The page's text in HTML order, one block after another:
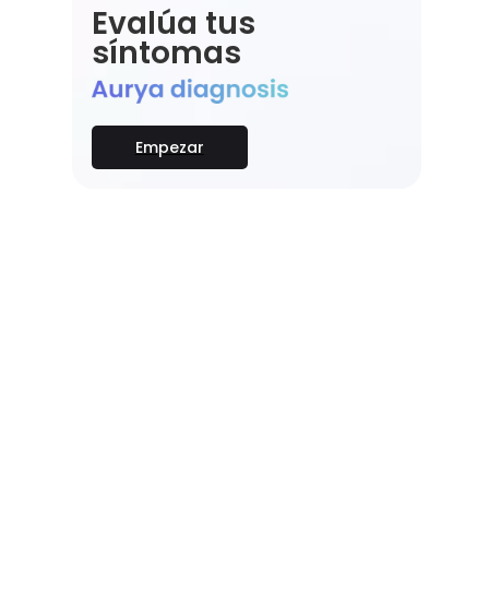
Evalúa tus
síntomas
Empezar